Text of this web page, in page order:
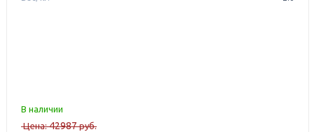
В наличии
Цена:42987руб.